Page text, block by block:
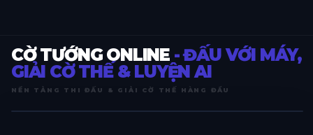
CỜ TƯỚNG ONLINE - ĐẤU VỚI MÁY,
GIẢI CỜ THẾ & LUYỆN AI
NỀN TẢNG THI ĐẤU & GIẢI CỜ THẾ HÀNG ĐẦU